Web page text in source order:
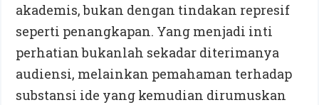
akademis, bukan dengan tindakan represif
seperti penangkapan. Yang menjadi inti
perhatian bukanlah sekadar diterimanya
audiensi, melainkan pemahaman terhadap
substansi ide yang kemudian dirumuskan